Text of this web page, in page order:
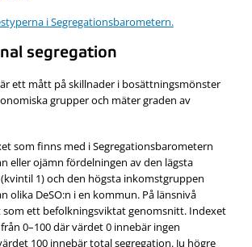
i Segregationsbarometern.
segregation
ett mått på skillnader i bosättningsmönster
grupper och mäter graden av
som finns med i Segregationsbarometern
eller ojämn fördelningen av den lägsta
1) och den högsta inkomstgruppen
olika DeSO:n i en kommun. På länsnivå
som ett befolkningsviktat genomsnitt. Indexet
0–100 där värdet 0 innebär ingen
100 innebär total segregation. Ju högre